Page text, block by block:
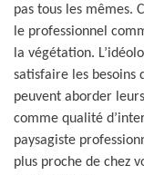
pas tous les mêmes.
le professionnel
la végétation.
satisfaire les besoins
peuvent aborder
comme qualité
paysagiste
plus proche de chez